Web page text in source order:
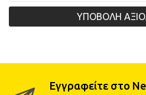
ΥΠΟΒΟΛΗ
Εγγραφείτε στο